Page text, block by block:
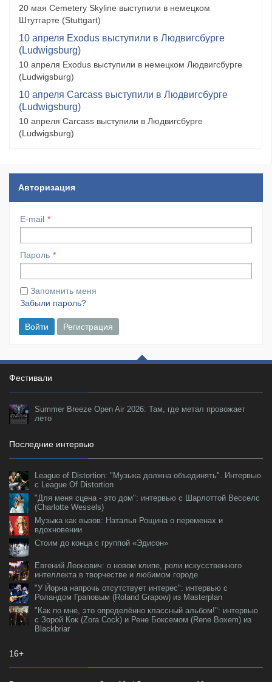
20 мая Cemetery Skyline выступили в немецком
Штутгарте (Stuttgart)
10 апреля Exodus выступили в Людвигсбурге
(Ludwigsburg)
10 апреля Exodus выступили в немецком Людвигсбурге
(Ludwigsburg)
10 апреля Carcass выступили в Людвигсбурге
(Ludwigsburg)
10 апреля Carcass выступили в Людвигсбурге
(Ludwigsburg)
Авторизация
E-mail
Пароль
Запомнить меня
Забыли пароль?
Войти Регистрация
Фестивали
Summer Breeze Open Air 2026: Там, где метал провожает
лето
Последние интервью
League of Distortion: "Музыка должна объединять". Интервью
с League Of Distortion
"Для меня сцена - это дом": интервью с Шарлоттой Весселс
(Charlotte Wessels)
Музыка как вызов: Наталья Рощина о переменах и
вдохновении
Стоим до конца с группой «Эдисон»
Евгений Леонович: о новом клипе, роли искусственного
интеллекта в творчестве и любимом городе
"У Йорна напрочь отсутствует интерес": интервью с
Роландом Граповым (Roland Grapow) из Masterplan
"Как по мне, это определённо классный альбом!": интервью
с Зорой Кок (Zora Cock) и Рене Боксемом (Rene Boxem) из
Blackbriar
16+